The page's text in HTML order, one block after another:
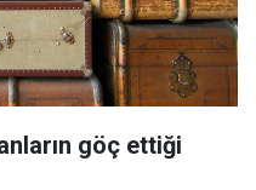
göç ettiği